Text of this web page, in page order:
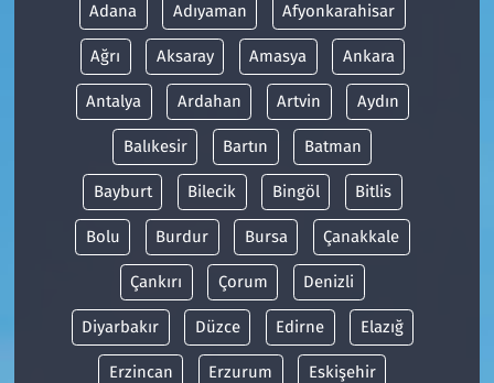
Adana Adıyaman Afyonkarahisar
Ağrı Aksaray Amasya Ankara
Antalya Ardahan Artvin Aydın
Balıkesir Bartın Batman
Bayburt Bilecik Bingöl Bitlis
Bolu Burdur Bursa Çanakkale
Çankırı Çorum Denizli
Diyarbakır Düzce Edirne Elazığ
Erzincan Erzurum Eskişehir